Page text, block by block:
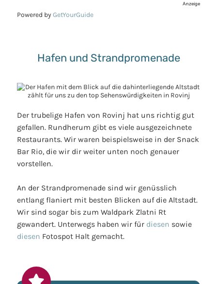
Anzeige
Powered by GetYourGuide
Hafen und Strandpromenade
Der trubelige Hafen von Rovinj hat uns richtig gut
gefallen. Rundherum gibt es viele ausgezeichnete
Restaurants. Wir waren beispielsweise in der Snack
Bar Rio, die wir dir weiter unten noch genauer
vorstellen.
An der Strandpromenade sind wir genüsslich
entlang flaniert mit besten Blicken auf die Altstadt.
Wir sind sogar bis zum Waldpark Zlatni Rt
gewandert. Unterwegs haben wir für diesen sowie
diesen Fotospot Halt gemacht.